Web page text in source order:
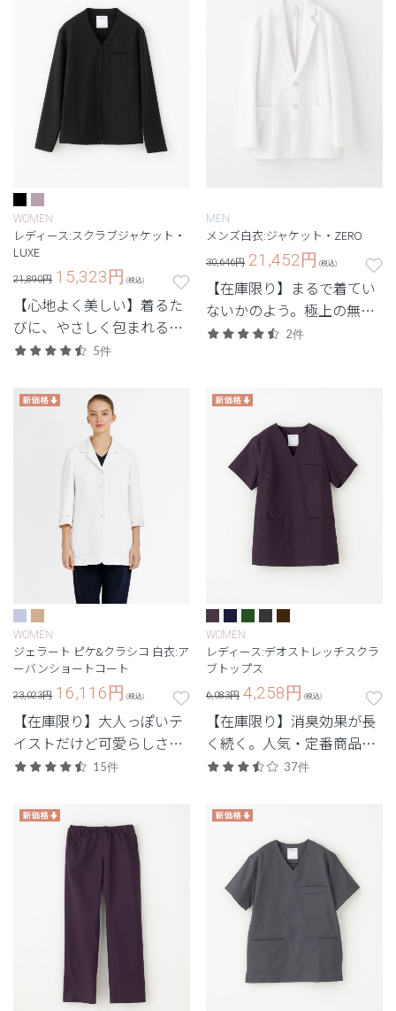
WOMEN
レディース:スクラブジャケット・
LUXE
21,890円 15,323円 (税込)
【心地よく美しい】着るた
びに、やさしく包まれる上
質感。ストレッチ性で快適
ュクス)」。
5件
MEN
メンズ白衣:ジャケット・ZERO
30,646円 21,452円 (税込)
【在庫限り】まるで着てい
ないかのよう。極上の無重
力体験を味わう次世代シリ
2件
WOMEN
ジェラート ピケ&クラシコ 白衣:ア
ーバンショートコート
23,023円 16,116円 (税込)
【在庫限り】大人っぽいテ
イストだけど可愛らしさも
ひと匙。裏地の花柄がポイ
15件
WOMEN
レディース:デオストレッチスクラ
ブトップス
6,083円 4,258円 (税込)
【在庫限り】消臭効果が長
く続く。人気・定番商品の
デオをアップデートした機
37件